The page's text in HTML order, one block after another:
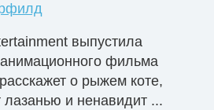
выпустила
фильма
о рыжем коте,
лазанью и ненавидит ...